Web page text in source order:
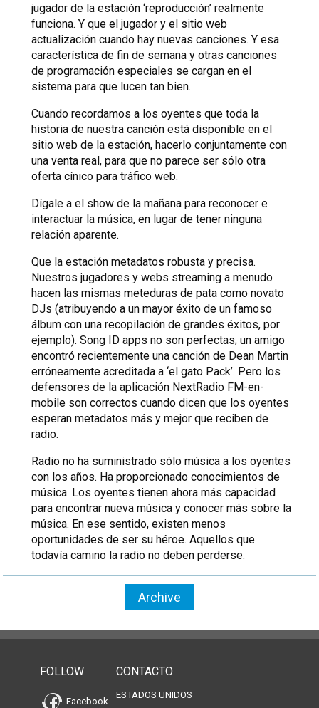
jugador de la estación ‘reproducción’ realmente
funciona. Y que el jugador y el sitio web
actualización cuando hay nuevas canciones. Y esa
característica de fin de semana y otras canciones
de programación especiales se cargan en el
sistema para que lucen tan bien.
Cuando recordamos a los oyentes que toda la
historia de nuestra canción está disponible en el
sitio web de la estación, hacerlo conjuntamente con
una venta real, para que no parece ser sólo otra
oferta cínico para tráfico web.
Dígale a el show de la mañana para reconocer e
interactuar la música, en lugar de tener ninguna
relación aparente.
Que la estación metadatos robusta y precisa.
Nuestros jugadores y webs streaming a menudo
hacen las mismas meteduras de pata como novato
DJs (atribuyendo a un mayor éxito de un famoso
álbum con una recopilación de grandes éxitos, por
ejemplo). Song ID apps no son perfectas; un amigo
encontró recientemente una canción de Dean Martin
erróneamente acreditada a ‘el gato Pack’. Pero los
defensores de la aplicación NextRadio FM-en-
mobile son correctos cuando dicen que los oyentes
esperan metadatos más y mejor que reciben de
radio.
Radio no ha suministrado sólo música a los oyentes
con los años. Ha proporcionado conocimientos de
música. Los oyentes tienen ahora más capacidad
para encontrar nueva música y conocer más sobre la
música. En ese sentido, existen menos
oportunidades de ser su héroe. Aquellos que
todavía camino la radio no deben perderse.
Archive
FOLLOW
Facebook
CONTACTO
ESTADOS UNIDOS